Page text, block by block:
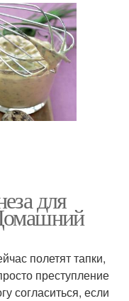
для
полетят тапки,
преступление
согласиться, если